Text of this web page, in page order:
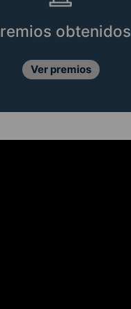
obtenidos
Ver premios